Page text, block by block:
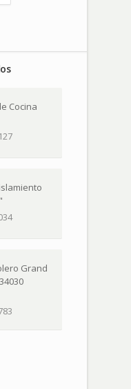
Cocina
Grand